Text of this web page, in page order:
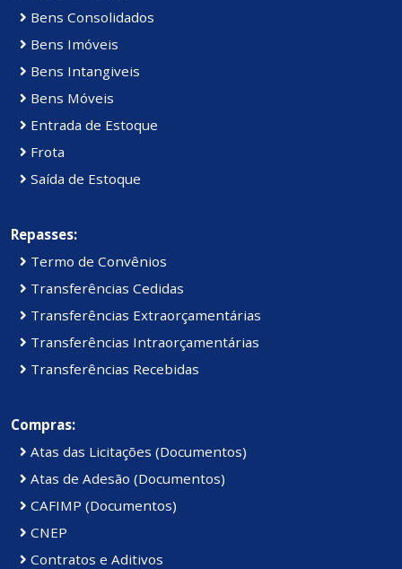
Bens Consolidados
Bens Imóveis
Bens Intangiveis
Bens Móveis
Entrada de Estoque
Frota
Saída de Estoque
Repasses:
Termo de Convênios
Transferências Cedidas
Transferências Extraorçamentárias
Transferências Intraorçamentárias
Transferências Recebidas
Compras:
Atas das Licitações (Documentos)
Atas de Adesão (Documentos)
CAFIMP (Documentos)
CNEP
Contratos e Aditivos